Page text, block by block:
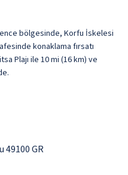
bölgesinde, Korfu İskelesi
konaklama fırsatı
Plajı ile 10 mi (16 km) ve
49100 GR